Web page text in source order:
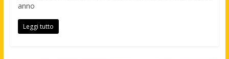
anno
Leggi tutto